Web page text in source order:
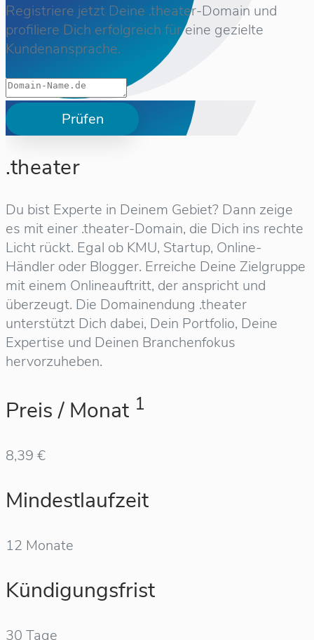
Registriere jetzt Deine .theater-Domain und
profiliere Dich erfolgreich für eine gezielte
Kundenansprache.
Prüfen
.theater
Du bist Experte in Deinem Gebiet? Dann zeige
es mit einer .theater-Domain, die Dich ins rechte
Licht rückt. Egal ob KMU, Startup, Online-
Händler oder Blogger. Erreiche Deine Zielgruppe
mit einem Onlineauftritt, der anspricht und
überzeugt. Die Domainendung .theater
unterstützt Dich dabei, Dein Portfolio, Deine
Expertise und Deinen Branchenfokus
hervorzuheben.
Preis / Monat 1
8,39 €
Mindestlaufzeit
12 Monate
Kündigungsfrist
30 Tage